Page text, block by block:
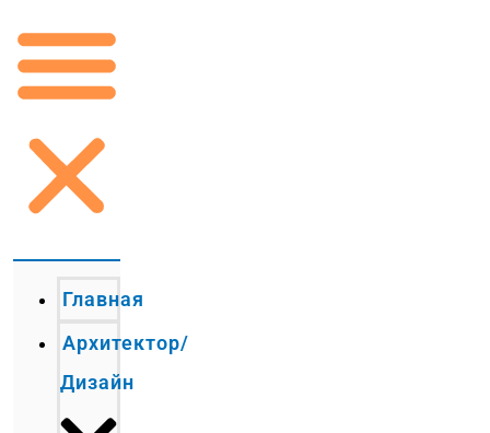
Главная
Архитектор/
Дизайн